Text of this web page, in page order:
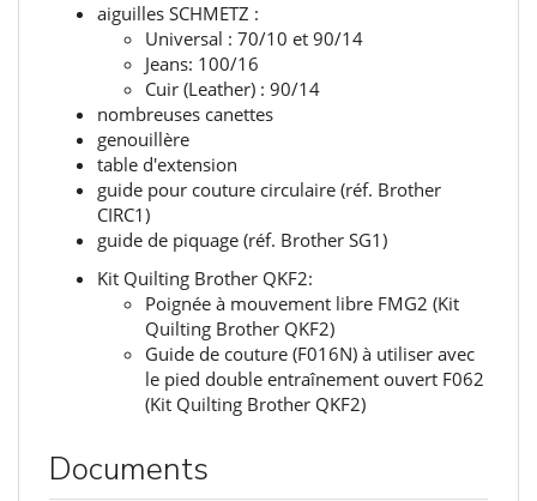
aiguilles SCHMETZ :
Universal : 70/10 et 90/14
Jeans: 100/16
Cuir (Leather) : 90/14
nombreuses canettes
genouillère
table d'extension
guide pour couture circulaire (réf. Brother
CIRC1)
guide de piquage (réf. Brother SG1)
Kit Quilting Brother QKF2:
Poignée à mouvement libre FMG2 (Kit
Quilting Brother QKF2)
Guide de couture (F016N) à utiliser avec
le pied double entraînement ouvert F062
(Kit Quilting Brother QKF2)
Documents